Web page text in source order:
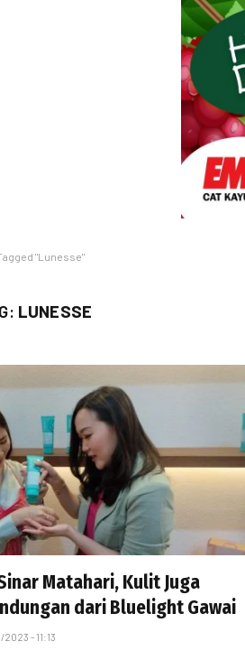
"Lunesse"
LUNESSE
Matahari, Kulit Juga
dari Bluelight Gawai
- 11:13